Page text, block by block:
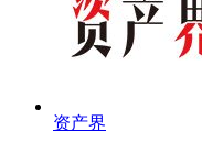
资产界